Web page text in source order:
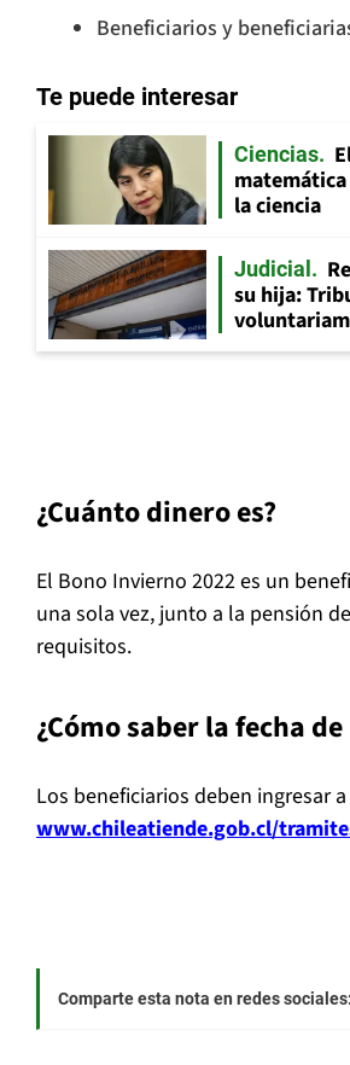
Beneficiarios y
Te puede interesar
Ciencias
la ciencia
Judicial
su hija:
¿Cuánto dinero es?
El Bono Invierno 2022 es un
una sola vez, junto a la pensión
requisitos.
¿Cómo saber la fecha de
Los beneficiarios deben ingresar
www.chileatiende.gob.cl/
Comparte esta nota en redes sociales: